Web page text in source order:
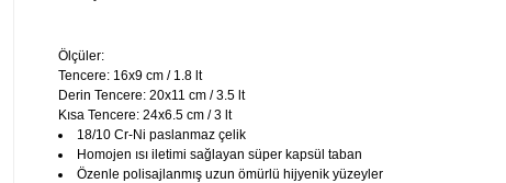
Ölçüler:
Tencere: 16x9 cm / 1.8 lt
Derin Tencere: 20x11 cm / 3.5 lt
Kısa Tencere: 24x6.5 cm / 3 lt
18/10 Cr-Ni paslanmaz çelik
Homojen ısı iletimi sağlayan süper kapsül taban
Özenle polisajlanmış uzun ömürlü hijyenik yüzeyler